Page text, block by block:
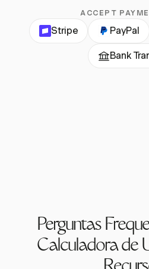
ACCEPT
Stripe PayPal
Bank
Perguntas
Calculadora de